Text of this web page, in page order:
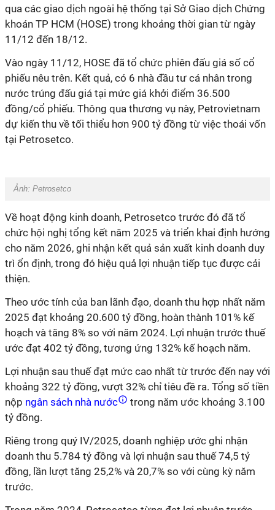
qua các giao dịch ngoài hệ thống tại Sở Giao dịch Chứng
khoán TP HCM (HOSE) trong khoảng thời gian từ ngày
11/12 đến 18/12.
Vào ngày 11/12, HOSE đã tổ chức phiên đấu giá số cổ
phiếu nêu trên. Kết quả, có 6 nhà đầu tư cá nhân trong
nước trúng đấu giá tại mức giá khởi điểm 36.500
đồng/cổ phiếu. Thông qua thương vụ này, Petrovietnam
dự kiến thu về tối thiểu hơn 900 tỷ đồng từ việc thoái vốn
tại Petrosetco.
Ảnh: Petrosetco
Về hoạt động kinh doanh, Petrosetco trước đó đã tổ
chức hội nghị tổng kết năm 2025 và triển khai định hướng
cho năm 2026, ghi nhận kết quả sản xuất kinh doanh duy
trì ổn định, trong đó hiệu quả lợi nhuận tiếp tục được cải
thiện.
Theo ước tính của ban lãnh đạo, doanh thu hợp nhất năm
2025 đạt khoảng 20.600 tỷ đồng, hoàn thành 101% kế
hoạch và tăng 8% so với năm 2024. Lợi nhuận trước thuế
ước đạt 402 tỷ đồng, tương ứng 132% kế hoạch năm.
Lợi nhuận sau thuế đạt mức cao nhất từ trước đến nay với
khoảng 322 tỷ đồng, vượt 32% chỉ tiêu đề ra. Tổng số tiền
nộp ngân sách nhà nước
trong năm ước khoảng 3.100
tỷ đồng.
Riêng trong quý IV/2025, doanh nghiệp ước ghi nhận
doanh thu 5.784 tỷ đồng và lợi nhuận sau thuế 74,5 tỷ
đồng, lần lượt tăng 25,2% và 20,7% so với cùng kỳ năm
trước.